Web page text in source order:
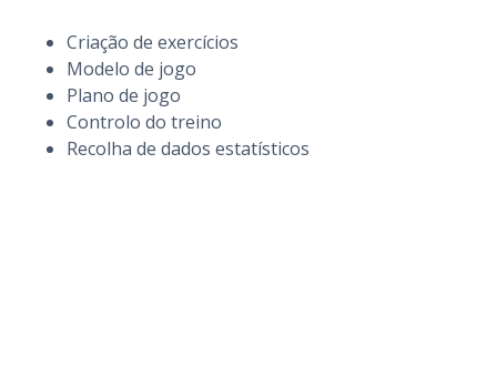
Criação de exercícios
Modelo de jogo
Plano de jogo
Controlo do treino
Recolha de dados estatísticos